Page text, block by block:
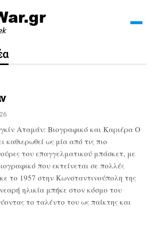
Αταμάν: Βιογραφικό και Καριέρα Ο
καθιερωθεί ως μία από τις πιο
του επαγγελματικού μπάσκετ, με
που εκτείνεται σε πολλές
το 1957 στην Κωνσταντινούπολη της
ηλικία μπήκε στον κόσμο του
το ταλέντο του ως παίκτης και